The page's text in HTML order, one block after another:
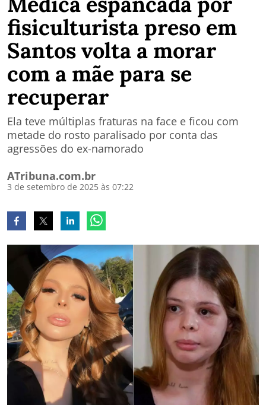
fisiculturista preso em
Santos volta a morar
com a mãe para se
recuperar
Ela teve múltiplas fraturas na face e ficou com
metade do rosto paralisado por conta das
agressões do ex-namorado
ATribuna.com.br
3 de setembro de 2025 às 07:22